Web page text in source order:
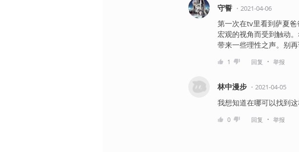
守誓 ・ 2021-04-06
第一次在tv里看到萨夏
宏观的视角而受到触动
带来一些理性之声。别
1 回复 ・ 举报
林中漫步 ・ 2021-04-05
我想知道在哪可以找到
0 回复 ・ 举报